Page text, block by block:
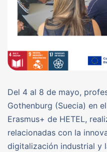
Del 4 al 8 de mayo,
Gothenburg (Suecia) en
Erasmus+ de HETEL,
relacionadas con la
digitalización industrial y